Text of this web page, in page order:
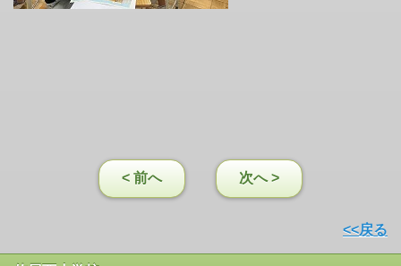
< 前へ 次へ >
<<戻る